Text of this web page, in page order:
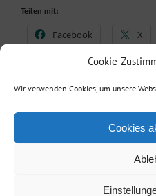
Cookie-
Wir verwenden Cookies, um unsere
Cookies
Teilen mit:
Facebook X
Kontakt/Impressum/